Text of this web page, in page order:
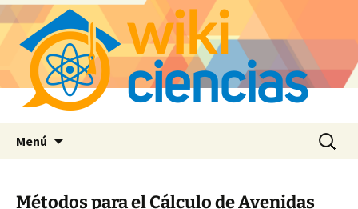
Menú Buscar:
Métodos para el Cálculo de Avenidas